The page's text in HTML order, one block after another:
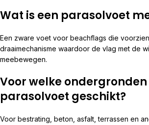
Wat is een parasolvoet
Een zware voet voor beachflags die
draaimechanisme waardoor de vlag met de
meebewegen.
Voor welke ondergronden
parasolvoet geschikt?
Voor bestrating, beton, asfalt, terrassen en